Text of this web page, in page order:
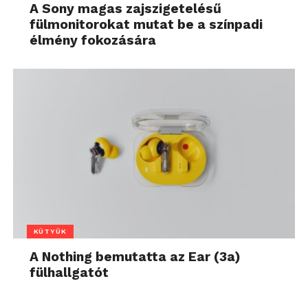
A Sony magas zajszigetelésű
fülmonitorokat mutat be a színpadi
élmény fokozására
KÜTYÜK
A Nothing bemutatta az Ear (3a)
fülhallgatót